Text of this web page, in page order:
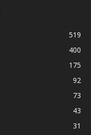
519
400
175
92
73
43
31